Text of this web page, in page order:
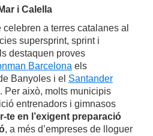
i Calella
a terres catalanes al
supersprint, sprint i
destaquen proves
Barcelona els
Banyoles i el Santander
. Per això, molts municipis
entrenadors i gimnasos
te en l’exigent preparació
, a més d’empreses de lloguer